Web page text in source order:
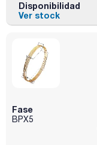
Disponibilidad
Ver stock
Fase
BPX5